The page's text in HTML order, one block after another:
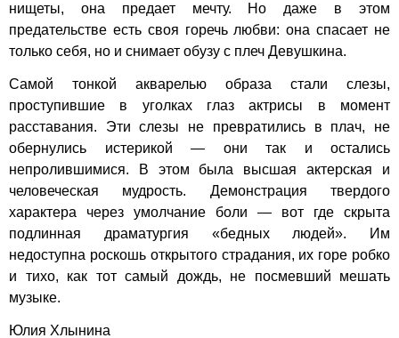
нищеты, она предает мечту. Но даже в этом
предательстве есть своя горечь любви: она спасает не
только себя, но и снимает обузу с плеч Девушкина.
Самой тонкой акварелью образа стали слезы,
проступившие в уголках глаз актрисы в момент
расставания. Эти слезы не превратились в плач, не
обернулись истерикой — они так и остались
непролившимися. В этом была высшая актерская и
человеческая мудрость. Демонстрация твердого
характера через умолчание боли — вот где скрыта
подлинная драматургия «бедных людей». Им
недоступна роскошь открытого страдания, их горе робко
и тихо, как тот самый дождь, не посмевший мешать
музыке.
Юлия Хлынина